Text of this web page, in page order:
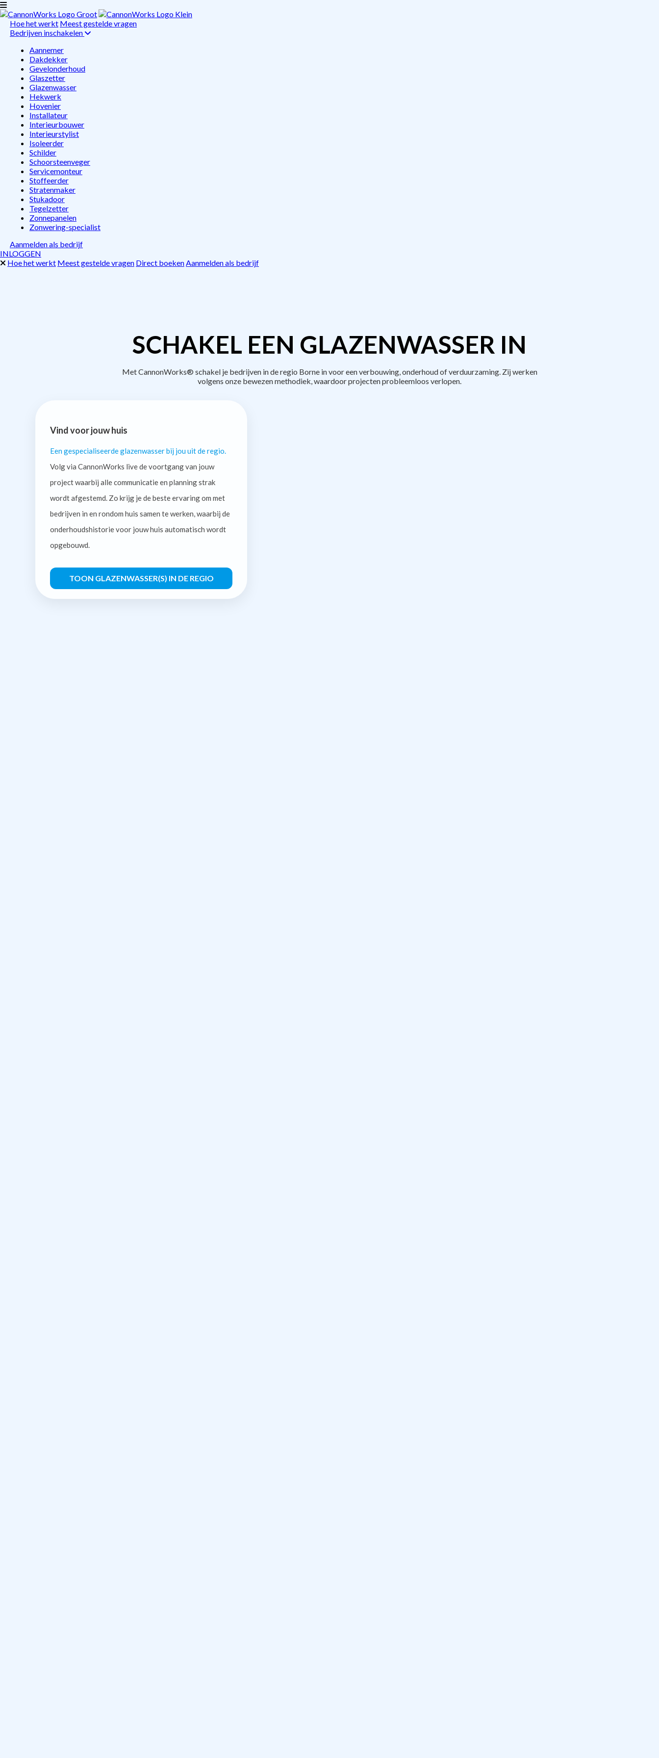
Hoe het werkt Meest gestelde vragen
Bedrijven inschakelen
Aannemer
Dakdekker
Gevelonderhoud
Glaszetter
Glazenwasser
Hekwerk
Hovenier
Installateur
Interieurbouwer
Interieurstylist
Isoleerder
Schilder
Schoorsteenveger
Servicemonteur
Stoffeerder
Stratenmaker
Stukadoor
Tegelzetter
Zonnepanelen
Zonwering-specialist
Aanmelden als bedrijf
INLOGGEN
Hoe het werkt Meest gestelde vragen Direct boekenAanmelden als bedrijf
SCHAKEL EEN GLAZENWASSER IN
Met CannonWorks® schakel je bedrijven in de regio Borne in voor een verbouwing, onderhoud of verduurzaming. Zij werken
volgens onze bewezen methodiek, waardoor projecten probleemloos verlopen.
Vind voor jouw huis
Een gespecialiseerde glazenwasser bij jou uit de regio.
Volg via CannonWorks live de voortgang van jouw
project waarbij alle communicatie en planning strak
wordt afgestemd. Zo krijg je de beste ervaring om met
bedrijven in en rondom huis samen te werken, waarbij de
onderhoudshistorie voor jouw huis automatisch wordt
opgebouwd.
TOON GLAZENWASSER(S) IN DE REGIO